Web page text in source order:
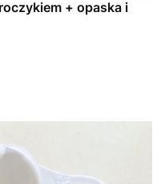
+ opaska i